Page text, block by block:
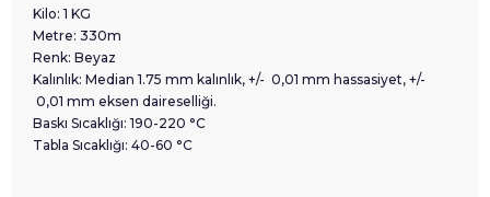
Kilo: 1 KG
Metre: 330m
Renk: Beyaz
Kalınlık: Median 1.75 mm kalınlık, +/- 0,01 mm hassasiyet, +/-
0,01 mm eksen daireselliği.
Baskı Sıcaklığı: 190-220 °C
Tabla Sıcaklığı: 40-60 °C